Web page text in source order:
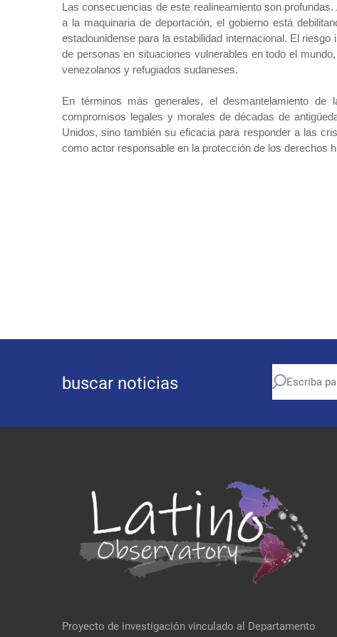
Las consecuencias de este realineamiento son
a la maquinaria de deportación, el gobierno está
estadounidense para la estabilidad internacional. El
de personas en situaciones vulnerables en todo el
venezolanos y refugiados sudaneses.
En términos más generales, el desmantelamiento de
compromisos legales y morales de décadas de
Unidos, sino también su eficacia para responder a las
como actor responsable en la protección de los derechos
buscar noticias
Proyecto de investigación vinculado al Departamento